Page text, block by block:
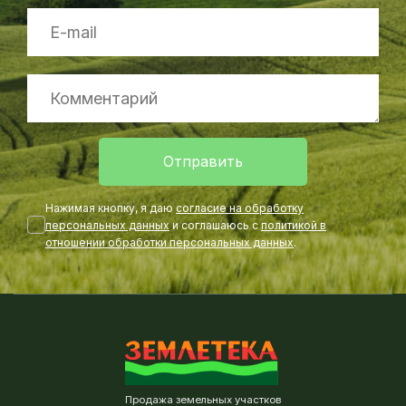
Отправить
Нажимая кнопку, я даю согласие на обработку
персональных данныхи соглашаюсь сполитикой в
отношении обработки персональных данных.
Продажа земельных участков